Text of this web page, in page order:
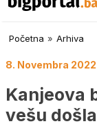
Početna » Arhiva
8. Novembra
Kanjeova
vešu